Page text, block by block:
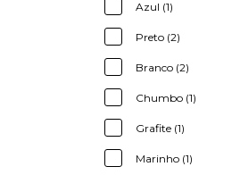
Azul (1)
Preto (2)
Branco (2)
Chumbo (1)
Grafite (1)
Marinho (1)